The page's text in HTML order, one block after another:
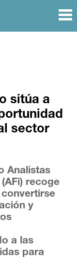
sitúa a
sector
Analistas
recoge
y
a las
para